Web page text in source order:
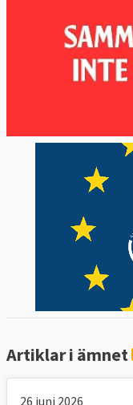
Artiklar i ämnet
26 juni 2026